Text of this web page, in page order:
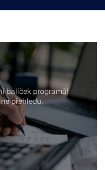
balíček programů!
přehledu.